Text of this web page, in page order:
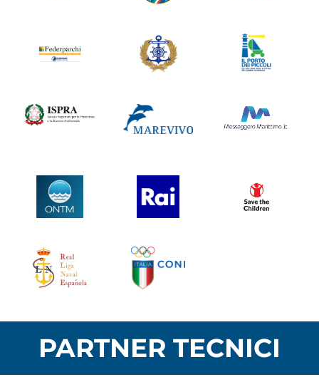
PARTNER TECNICI